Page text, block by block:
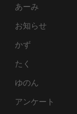
あーみ
お知らせ
かず
たく
ゆのん
アンケート